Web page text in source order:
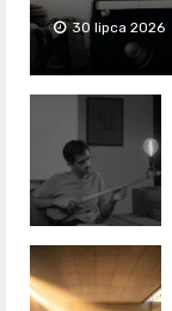
30 lipca 2026